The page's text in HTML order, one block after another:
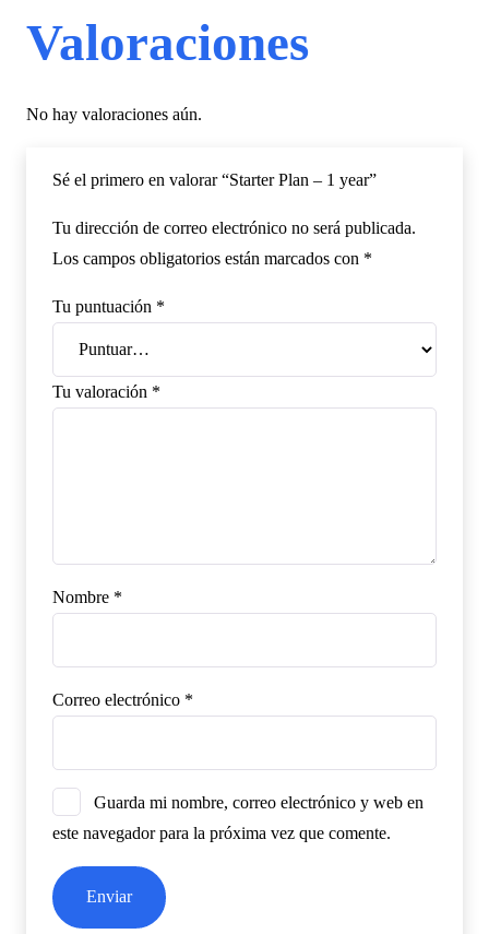
Valoraciones
No hay valoraciones aún.
Sé el primero en valorar “Starter Plan – 1 year”
Tu dirección de correo electrónico no será publicada.
Los campos obligatorios están marcados con *
Tu puntuación *
Tu valoración *
Nombre *
Correo electrónico *
Guarda mi nombre, correo electrónico y web en
este navegador para la próxima vez que comente.